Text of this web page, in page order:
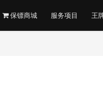
保镖商城 服务项目 王